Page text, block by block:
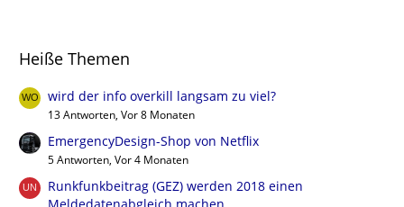
Heiße Themen
wird der info overkill langsam zu viel?
13 Antworten, Vor 8 Monaten
EmergencyDesign-Shop von Netflix
5 Antworten, Vor 4 Monaten
Runkfunkbeitrag (GEZ) werden 2018 einen